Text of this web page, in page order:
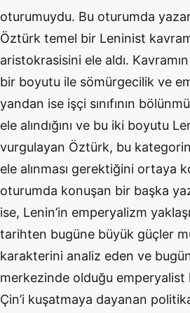
oturumuydu. Bu oturumda
Öztürk temel bir Leninist
aristokrasisini ele aldı.
bir boyutu ile sömürgecilik ve
yandan ise işçi sınıfının bö
ele alındığını ve bu iki boyutu
vurgulayan Öztürk, bu
ele alınması gerektiğini ortaya
oturumda konuşan bir başka
ise, Lenin’in emperyalizm
tarihten bugüne büyük güçler m
karakterini analiz eden ve
merkezinde olduğu emperyalist
Çin’i kuşatmaya dayanan